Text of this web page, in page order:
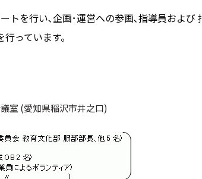
トを行い､企画･運営への参画､指導員および
っています。
室 (愛知県稲沢市井之口)